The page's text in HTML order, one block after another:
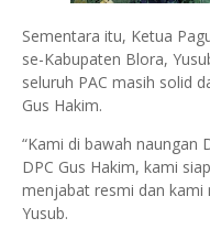
Sementara itu, Ketua
se-Kabupaten Blora,
seluruh PAC masih solid
Gus Hakim.
“Kami di bawah naungan
DPC Gus Hakim, kami
menjabat resmi dan kami
Yusub.